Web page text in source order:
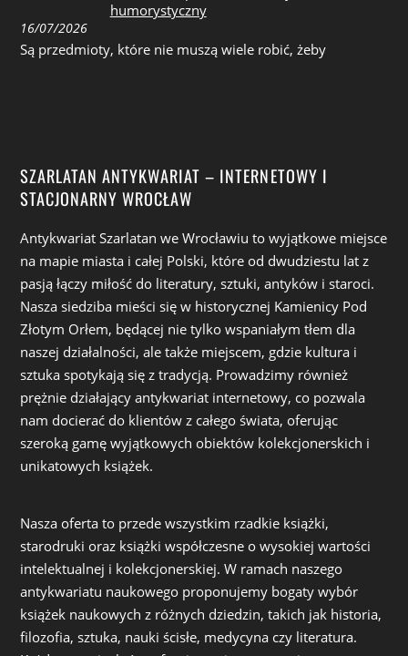
humorystyczny
16/07/2026
Są przedmioty, które nie muszą wiele robić, żeby
SZARLATAN ANTYKWARIAT – INTERNETOWY I
STACJONARNY WROCŁAW
Antykwariat Szarlatan we Wrocławiu to wyjątkowe miejsce
na mapie miasta i całej Polski, które od dwudziestu lat z
pasją łączy miłość do literatury, sztuki, antyków i staroci.
Nasza siedziba mieści się w historycznej Kamienicy Pod
Złotym Orłem, będącej nie tylko wspaniałym tłem dla
naszej działalności, ale także miejscem, gdzie kultura i
sztuka spotykają się z tradycją. Prowadzimy również
prężnie działający antykwariat internetowy, co pozwala
nam docierać do klientów z całego świata, oferując
szeroką gamę wyjątkowych obiektów kolekcjonerskich i
unikatowych książek.
Nasza oferta to przede wszystkim rzadkie książki,
starodruki oraz książki współczesne o wysokiej wartości
intelektualnej i kolekcjonerskiej. W ramach naszego
antykwariatu naukowego proponujemy bogaty wybór
książek naukowych z różnych dziedzin, takich jak historia,
filozofia, sztuka, nauki ścisłe, medycyna czy literatura.